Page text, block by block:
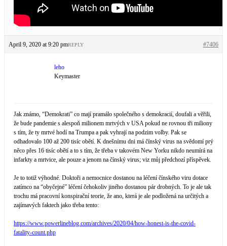
April 9, 2020 at 9:20 pm #7406
REPLY
leho
Keymaster
Jak známo, “Demokrati” co mají pramálo společného s demokracií, doufali a věřili,
že bude pandemie s alespoň milionem mrtvých v USA pokud ne rovnou tři miliony
s tím, že ty mrtvé hodí na Trumpa a pak vyhrají na podzim volby. Pak se
odhadovalo 100 až 200 tisíc obětí. K dnešnímu dni má čínský virus na svědomí prý
něco přes 16 tisíc obětí a to s tím, že třeba v takovém New Yorku nikdo neumírá na
infarkty a mrtvice, ale pouze a jenom na čínský virus; viz můj předchozí příspěvek.
Je to totiž výhodné. Doktoři a nemocnice dostanou na léčení čínského viru dotace
zatímco na “obyčejné” léčení čehokoliv jiného dostanou pár drobných. To je ale tak
trochu má pracovní konspirační teorie, že ano, která je ale podložená na určitých a
zajímavých faktech jako třeba tento:
https://www.powerlineblog.com/archives/2020/04/how-honest-is-the-covid-
fatality-count.php